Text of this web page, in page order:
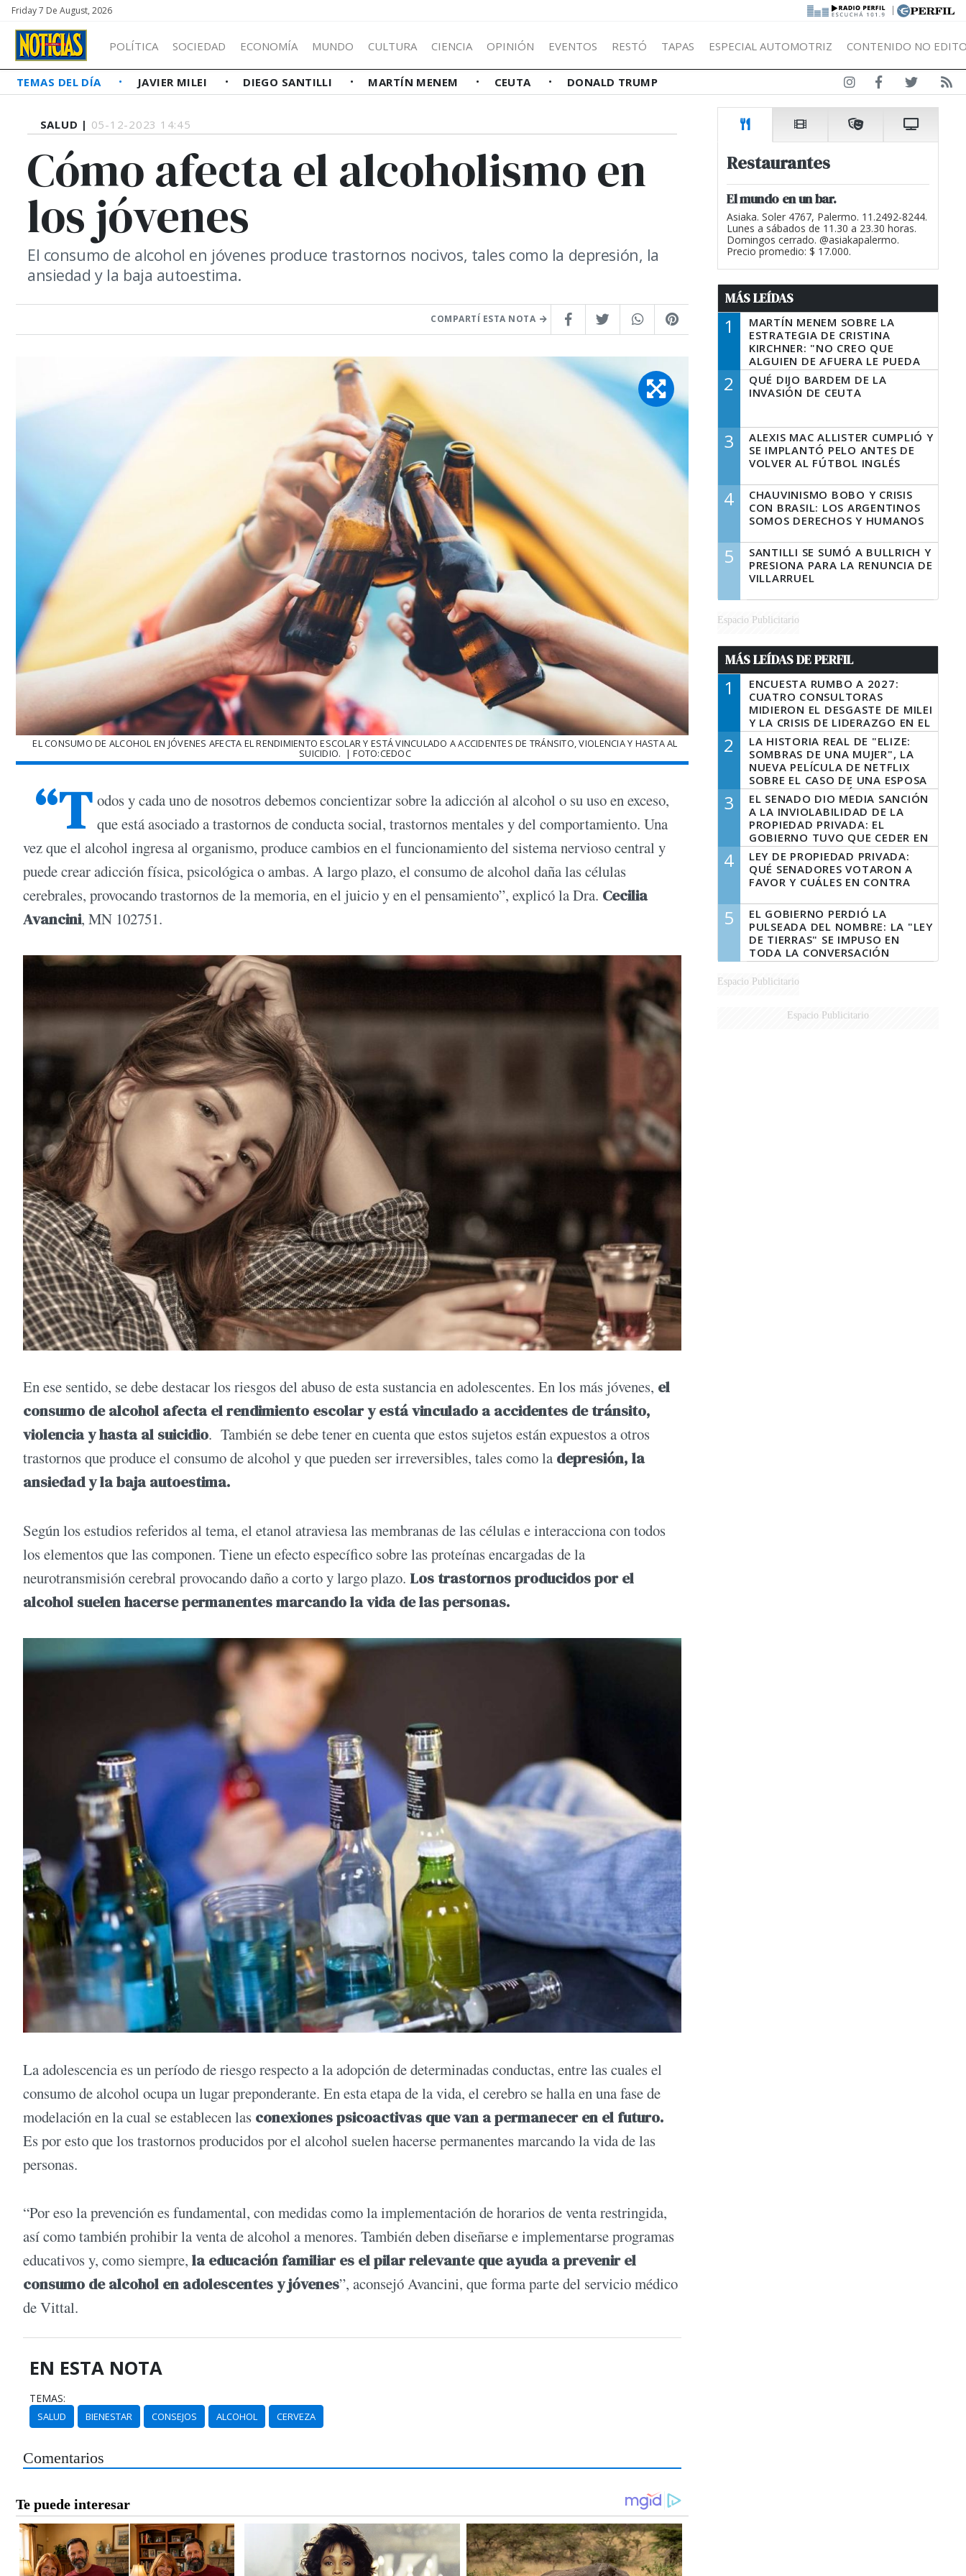
Friday 7 De August, 2026 |
POLÍTICA SOCIEDAD ECONOMÍA MUNDO CULTURA CIENCIA OPINIÓN EVENTOS RESTÓ TAPAS ESPECIAL AUTOMOTRIZ CONTENIDO NO
TEMAS DEL DÍA JAVIER MILEI DIEGO SANTILLI MARTÍN MENEM CEUTA DONALD TRUMP
SALUD | 05-12-2023 14:45
Cómo afecta el alcoholismo en
los jóvenes
El consumo de alcohol en jóvenes produce trastornos nocivos, tales como la depresión, la
ansiedad y la baja autoestima.
COMPARTÍ ESTA NOTA
EL CONSUMO DE ALCOHOL EN JÓVENES AFECTA EL RENDIMIENTO ESCOLAR Y ESTÁ VINCULADO A ACCIDENTES DE TRÁNSITO, VIOLENCIA Y HASTA AL
SUICIDIO. | FOTO:CEDOC
“T odos y cada uno de nosotros debemos concientizar sobre la adicción al alcohol o su uso en exceso,
que está asociado a trastornos de conducta social, trastornos mentales y del comportamiento. Una
vez que el alcohol ingresa al organismo, produce cambios en el funcionamiento del sistema nervioso central y
puede crear adicción física, psicológica o ambas. A largo plazo, el consumo de alcohol daña las células
cerebrales, provocando trastornos de la memoria, en el juicio y en el pensamiento”, explicó la Dra. Cecilia
Avancini, MN 102751.
En ese sentido, se debe destacar los riesgos del abuso de esta sustancia en adolescentes. En los más jóvenes, el
consumo de alcohol afecta el rendimiento escolar y está vinculado a accidentes de tránsito,
violencia y hasta al suicidio. También se debe tener en cuenta que estos sujetos están expuestos a otros
trastornos que produce el consumo de alcohol y que pueden ser irreversibles, tales como la depresión, la
ansiedad y la baja autoestima.
Según los estudios referidos al tema, el etanol atraviesa las membranas de las células e interacciona con todos
los elementos que las componen. Tiene un efecto específico sobre las proteínas encargadas de la
neurotransmisión cerebral provocando daño a corto y largo plazo. Los trastornos producidos por el
alcohol suelen hacerse permanentes marcando la vida de las personas.
La adolescencia es un período de riesgo respecto a la adopción de determinadas conductas, entre las cuales el
consumo de alcohol ocupa un lugar preponderante. En esta etapa de la vida, el cerebro se halla en una fase de
modelación en la cual se establecen las conexiones psicoactivas que van a permanecer en el futuro.
Es por esto que los trastornos producidos por el alcohol suelen hacerse permanentes marcando la vida de las
personas.
“Por eso la prevención es fundamental, con medidas como la implementación de horarios de venta restringida,
así como también prohibir la venta de alcohol a menores. También deben diseñarse e implementarse programas
educativos y, como siempre, la educación familiar es el pilar relevante que ayuda a prevenir el
consumo de alcohol en adolescentes y jóvenes”, aconsejó Avancini, que forma parte del servicio médico
de Vittal.
EN ESTA NOTA
TEMAS:
SALUD BIENESTAR CONSEJOS ALCOHOL CERVEZA
Comentarios
Restaurantes
El mundo en un bar.
Asiaka. Soler 4767, Palermo. 11.2492-8244.
Lunes a sábados de 11.30 a 23.30 horas.
Domingos cerrado. @asiakapalermo.
Precio promedio: $ 17.000.
MÁS LEÍDAS
1
MARTÍN MENEM SOBRE LA
ESTRATEGIA DE CRISTINA
KIRCHNER: "NO CREO QUE
ALGUIEN DE AFUERA LE PUEDA
DECIR A LA JUSTICIA LO QUE
TIENE QUE HACER"
2
QUÉ DIJO BARDEM DE LA
INVASIÓN DE CEUTA
3
ALEXIS MAC ALLISTER CUMPLIÓ Y
SE IMPLANTÓ PELO ANTES DE
VOLVER AL FÚTBOL INGLÉS
4
CHAUVINISMO BOBO Y CRISIS
CON BRASIL: LOS ARGENTINOS
SOMOS DERECHOS Y HUMANOS
5
SANTILLI SE SUMÓ A BULLRICH Y
PRESIONA PARA LA RENUNCIA DE
VILLARRUEL
Espacio Publicitario
MÁS LEÍDAS DE PERFIL
1
ENCUESTA RUMBO A 2027:
CUATRO CONSULTORAS
MIDIERON EL DESGASTE DE MILEI
Y LA CRISIS DE LIDERAZGO EN EL
PERONISMO
2
LA HISTORIA REAL DE "ELIZE:
SOMBRAS DE UNA MUJER", LA
NUEVA PELÍCULA DE NETFLIX
SOBRE EL CASO DE UNA ESPOSA
QUE DESCUARTIZÓ A SU
MARIDO
3
EL SENADO DIO MEDIA SANCIÓN
A LA INVIOLABILIDAD DE LA
PROPIEDAD PRIVADA: EL
GOBIERNO TUVO QUE CEDER EN
LA LEY DEL MANEJO DEL FUEGO
4
LEY DE PROPIEDAD PRIVADA:
QUÉ SENADORES VOTARON A
FAVOR Y CUÁLES EN CONTRA
5
EL GOBIERNO PERDIÓ LA
PULSEADA DEL NOMBRE: LA "LEY
DE TIERRAS" SE IMPUSO EN
TODA LA CONVERSACIÓN
DIGITAL
Espacio Publicitario
Espacio Publicitario